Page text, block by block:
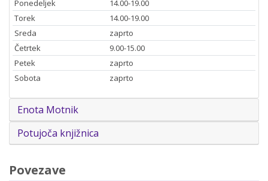
Ponedeljek
14.00-19.00
Torek
14.00-19.00
Sreda
zaprto
Četrtek
9.00-15.00
Petek
zaprto
Sobota
zaprto
Enota Motnik
Potujoča knjižnica
Povezave